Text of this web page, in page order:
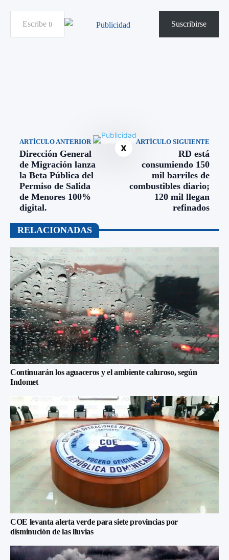
Escribe tu correo electrónico…
Suscribirse
ARTÍCULO ANTERIOR
Dirección General
de Migración lanza
la Beta Pública del
Permiso de Salida
de Menores 100%
digital.
ARTÍCULO SIGUIENTE
RD está
consumiendo 150
mil barriles de
combustibles diario;
120 mil llegan
refinados
RELACIONADAS
Continuarán los aguaceros y el ambiente caluroso, según
Indomet
COE levanta alerta verde para siete provincias por
disminución de las lluvias
X